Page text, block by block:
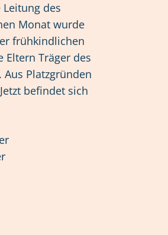
Leitung des
Monat wurde
frühkindlichen
Eltern Träger des
Platzgründen
befindet sich